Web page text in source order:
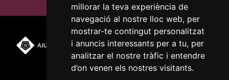
millorar la teva experiència de
navegació al nostre lloc web, per
mostrar-te contingut personalitzat
i anuncis interessants per a tu, per
analitzar el nostre tràfic i entendre
d’on venen els nostres visitants.
Plaça del Mercadal ·
43201 Reus
977 010 010
ajuntament@reus.cat|
reus.cat